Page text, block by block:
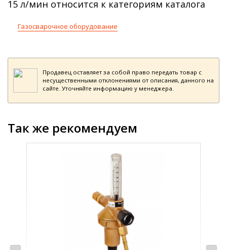
15 л/мин относится к категориям каталога
Газосварочное оборудование
Продавец оставляет за собой право передать товар с
несущественными отклонениями от описания, данного на
сайте. Уточняйте информацию у менеджера.
Так же рекомендуем